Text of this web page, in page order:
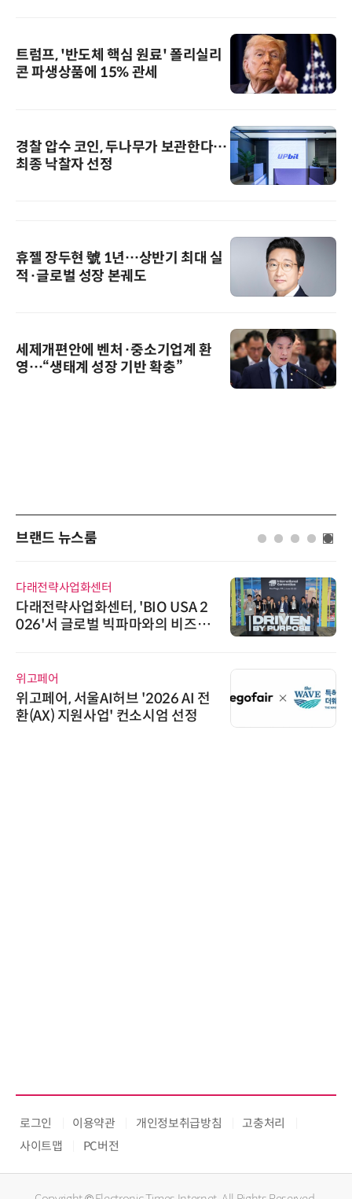
트럼프, '반도체 핵심 원료' 폴리실리
콘 파생상품에 15% 관세
경찰 압수 코인, 두나무가 보관한다…
최종 낙찰자 선정
휴젤 장두현 號 1년…상반기 최대 실
적·글로벌 성장 본궤도
세제개편안에 벤처·중소기업계 환
영…“생태계 성장 기반 확충”
브랜드 뉴스룸
다래전략사업화센터
다래전략사업화센터, 'BIO USA 2
026'서 글로벌 빅파마와의 비즈니
위고페어
위고페어, 서울AI허브 '2026 AI 전
환(AX) 지원사업' 컨소시엄 선정
로그인 이용약관 개인정보취급방침
고충처리
사이트맵
PC버전